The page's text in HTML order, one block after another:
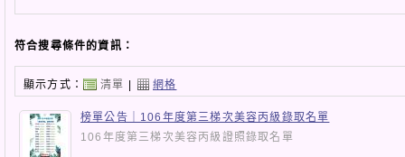
符合搜尋條件的資訊：
顯示方式： 清單 | 網格
榜單公告｜106年度第三梯次美容丙級錄取名單
106年度第三梯次美容丙級證照錄取名單